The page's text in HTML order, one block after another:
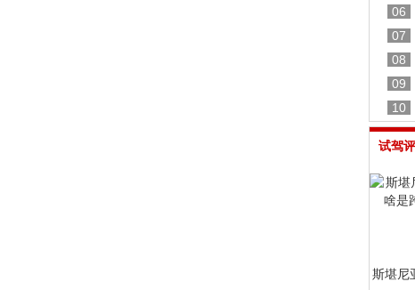
06
07
08
09
10
试驾
斯堪尼